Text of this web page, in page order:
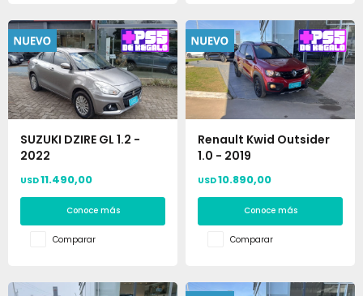
SUZUKI DZIRE GL 1.2 -
2022
USD11.490,00
Conoce más
Comparar
Renault Kwid Outsider
1.0 - 2019
USD10.890,00
Conoce más
Comparar